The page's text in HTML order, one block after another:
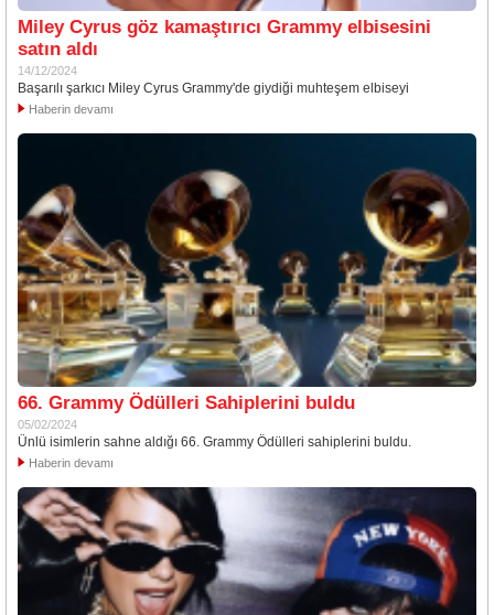
Miley Cyrus göz kamaştırıcı Grammy elbisesini
satın aldı
14/12/2024
Başarılı şarkıcı Miley Cyrus Grammy'de giydiği muhteşem elbiseyi
Haberin devamı
66. Grammy Ödülleri Sahiplerini buldu
05/02/2024
Ünlü isimlerin sahne aldığı 66. Grammy Ödülleri sahiplerini buldu.
Haberin devamı